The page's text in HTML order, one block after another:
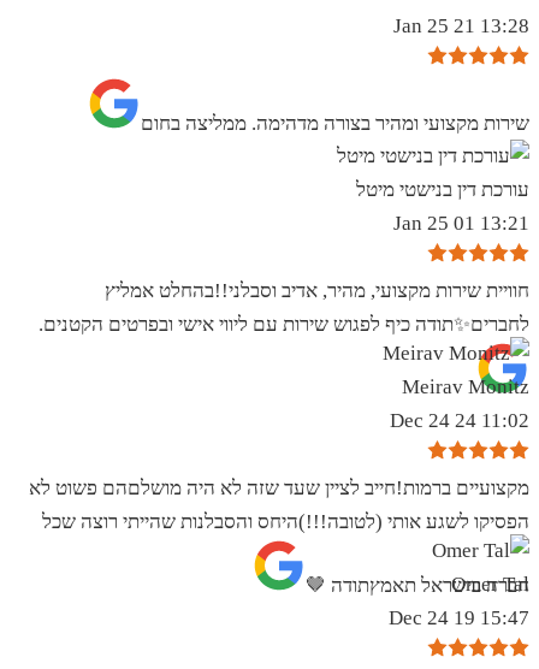
13:28 21 Jan 25
שירות מקצועי ומהיר בצורה מדהימה. ממליצה בחום
עורכת דין בנישטי מיטל
13:21 01 Jan 25
חוויית שירות מקצועי, מהיר, אדיב וסבלני!!בהחלט אמליץ
לחברים✨️תודה כיף לפגוש שירות עם ליווי אישי ובפרטים הקטנים.
Meirav Monitz
11:02 24 Dec 24
מקצועיים ברמות!חייב לציין שעד שזה לא היה מושלםהם פשוט לא
הפסיקו לשגע אותי (לטובה!!!)היחס והסבלנות שהייתי רוצה שכל
חברה בישראל תאמץתודה 🤎
Omer Tal
15:47 19 Dec 24